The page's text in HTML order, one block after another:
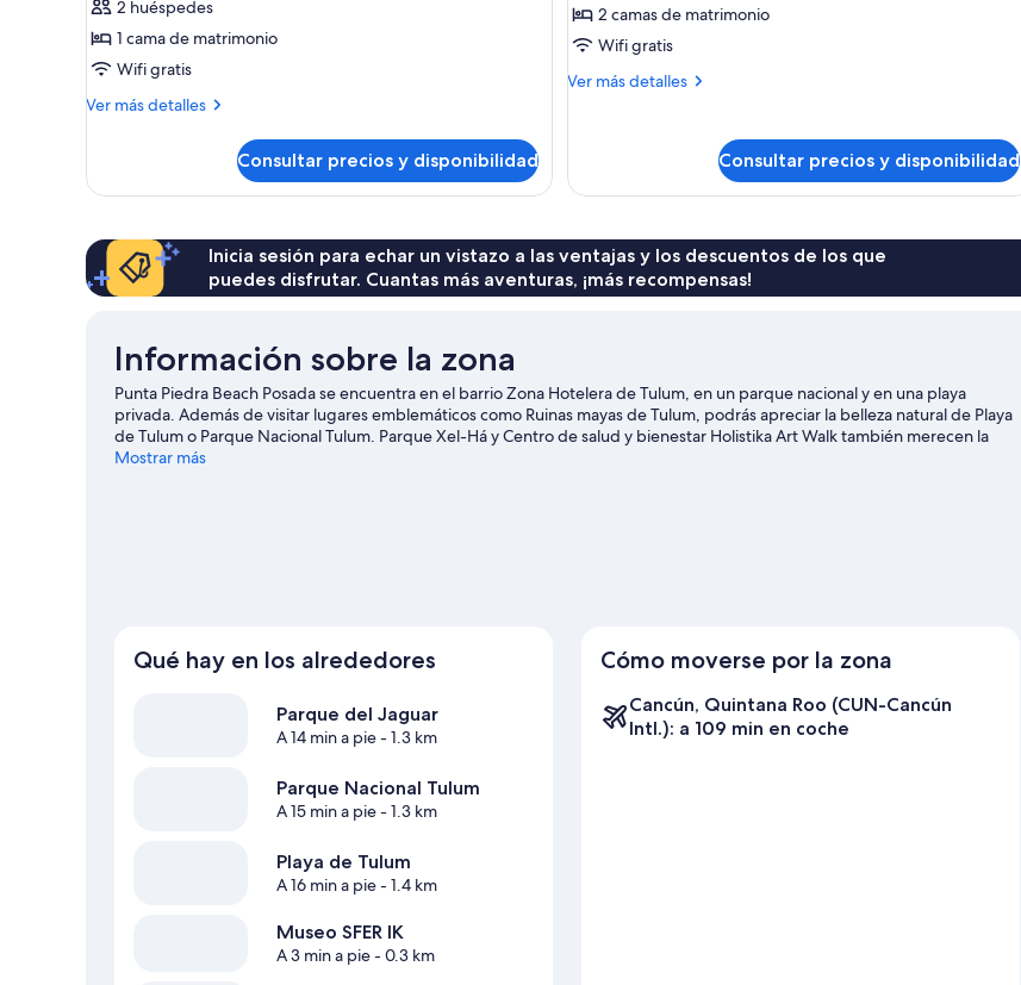
cama
de
matrimonio,
planta
2 huéspedes
1 cama de matrimonio
Wifi gratis
Ver más detalles
Más
estándar,
de
matrimonio,
planta
Consultar precios y disponibilidad
de
matrimonio
2 camas de matrimonio
Wifi gratis
Ver más detalles
Más
camas
Consultar precios y disponibilidad
Inicia sesión para echar un vistazo a las ventajas y los descuentos de los que
puedes disfrutar. Cuantas más aventuras, ¡más recompensas!
Información sobre la zona
Punta Piedra Beach Posada se encuentra en el barrio Zona Hotelera de Tulum, en un parque nacional y en una playa
privada. Además de visitar lugares emblemáticos como Ruinas mayas de Tulum, podrás apreciar la belleza natural de Playa
de Tulum o Parque Nacional Tulum. Parque Xel-Há y Centro de salud y bienestar Holistika Art Walk también merecen la
pena. Descubre todas las actividades acuáticas que podrás hacer en la zona, como submarinismo o esnórquel; además,
Mostrar más
Qué hay en los alrededores
Parque del Jaguar
A 14 min a pie- 1.3 km
Parque Nacional Tulum
A 15 min a pie- 1.3 km
Playa de Tulum
A 16 min a pie- 1.4 km
Museo SFER IK
A 3 min a pie- 0.3 km
Cómo moverse por la zona
Cancún, Quintana Roo (CUN-Cancún
Intl.): a 109 min en coche